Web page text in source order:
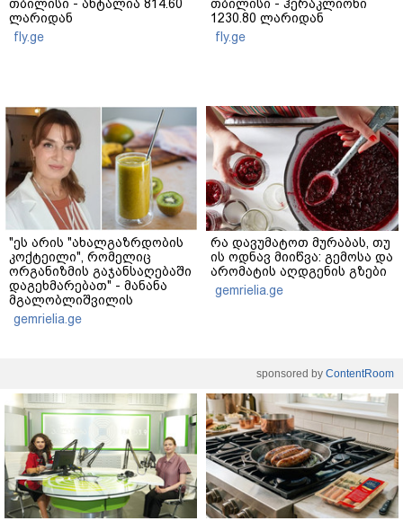
თბილისი - ანტალია 814.60
ლარიდან
fly.ge
თბილისი - ჰერაკლიონი
1230.80 ლარიდან
fly.ge
"ეს არის "ახალგაზრდობის
კოქტეილი", რომელიც
ორგანიზმის გაჯანსაღებაში
დაგეხმარებათ" - მანანა
მგალობლიშვილის
რეცეპტი
gemrielia.ge
რა დავუმატოთ მურაბას, თუ
ის ოდნავ მიიწვა: გემოსა და
არომატის აღდგენის გზები
gemrielia.ge
sponsored by ContentRoom